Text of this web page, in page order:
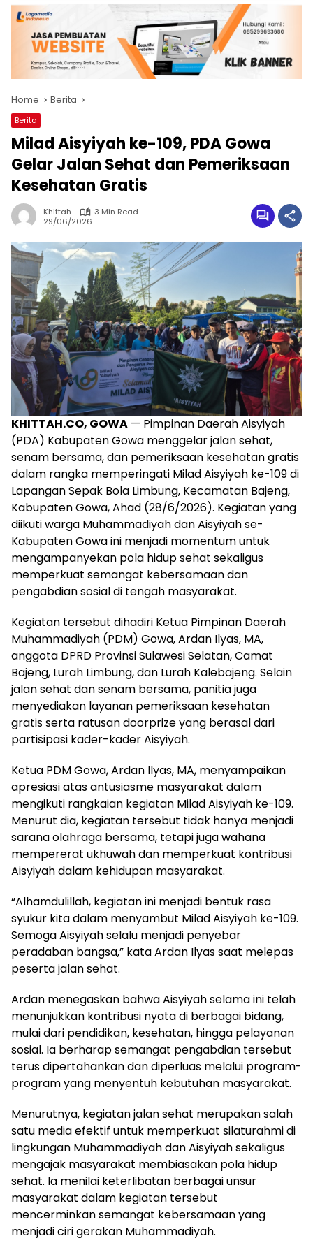
Home Berita
Berita
Milad Aisyiyah ke-109, PDA Gowa
Gelar Jalan Sehat dan Pemeriksaan
Kesehatan Gratis
Khittah
3 Min Read
29/06/2026
KHITTAH.CO, GOWA — Pimpinan Daerah Aisyiyah
(PDA) Kabupaten Gowa menggelar jalan sehat,
senam bersama, dan pemeriksaan kesehatan gratis
dalam rangka memperingati Milad Aisyiyah ke-109 di
Lapangan Sepak Bola Limbung, Kecamatan Bajeng,
Kabupaten Gowa, Ahad (28/6/2026). Kegiatan yang
diikuti warga Muhammadiyah dan Aisyiyah se-
Kabupaten Gowa ini menjadi momentum untuk
mengampanyekan pola hidup sehat sekaligus
memperkuat semangat kebersamaan dan
pengabdian sosial di tengah masyarakat.
Kegiatan tersebut dihadiri Ketua Pimpinan Daerah
Muhammadiyah (PDM) Gowa, Ardan Ilyas, MA,
anggota DPRD Provinsi Sulawesi Selatan, Camat
Bajeng, Lurah Limbung, dan Lurah Kalebajeng. Selain
jalan sehat dan senam bersama, panitia juga
menyediakan layanan pemeriksaan kesehatan
gratis serta ratusan doorprize yang berasal dari
partisipasi kader-kader Aisyiyah.
Ketua PDM Gowa, Ardan Ilyas, MA, menyampaikan
apresiasi atas antusiasme masyarakat dalam
mengikuti rangkaian kegiatan Milad Aisyiyah ke-109.
Menurut dia, kegiatan tersebut tidak hanya menjadi
sarana olahraga bersama, tetapi juga wahana
mempererat ukhuwah dan memperkuat kontribusi
Aisyiyah dalam kehidupan masyarakat.
“Alhamdulillah, kegiatan ini menjadi bentuk rasa
syukur kita dalam menyambut Milad Aisyiyah ke-109.
Semoga Aisyiyah selalu menjadi penyebar
peradaban bangsa,” kata Ardan Ilyas saat melepas
peserta jalan sehat.
Ardan menegaskan bahwa Aisyiyah selama ini telah
menunjukkan kontribusi nyata di berbagai bidang,
mulai dari pendidikan, kesehatan, hingga pelayanan
sosial. Ia berharap semangat pengabdian tersebut
terus dipertahankan dan diperluas melalui program-
program yang menyentuh kebutuhan masyarakat.
Menurutnya, kegiatan jalan sehat merupakan salah
satu media efektif untuk memperkuat silaturahmi di
lingkungan Muhammadiyah dan Aisyiyah sekaligus
mengajak masyarakat membiasakan pola hidup
sehat. Ia menilai keterlibatan berbagai unsur
masyarakat dalam kegiatan tersebut
mencerminkan semangat kebersamaan yang
menjadi ciri gerakan Muhammadiyah.